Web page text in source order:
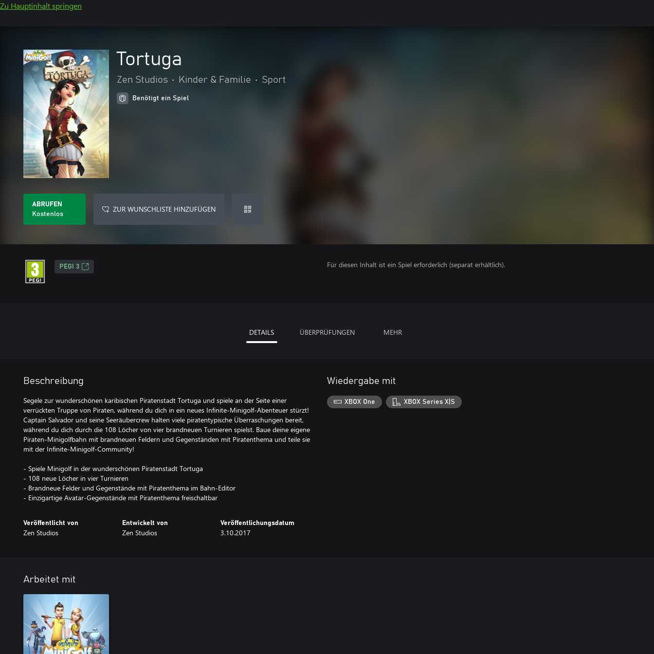
Zu Hauptinhalt springen
Tortuga
Zen Studios • Kinder & Familie • Sport
Benötigt ein Spiel
ABRUFEN
Kostenlos
ZUR WUNSCHLISTE HINZUFÜGEN
PEGI 3 Für diesen Inhalt ist ein Spiel erforderlich (separat erhältlich).
DETAILS ÜBERPRÜFUNGEN MEHR
Beschreibung
Segele zur wunderschönen karibischen Piratenstadt Tortuga und spiele an der Seite einer
verrückten Truppe von Piraten, während du dich in ein neues Infinite-Minigolf-Abenteuer stürzt!
Captain Salvador und seine Seeräubercrew halten viele piratentypische Überraschungen bereit,
während du dich durch die 108 Löcher von vier brandneuen Turnieren spielst. Baue deine eigene
Piraten-Minigolfbahn mit brandneuen Feldern und Gegenständen mit Piratenthema und teile sie
mit der Infinite-Minigolf-Community!
- Spiele Minigolf in der wunderschönen Piratenstadt Tortuga
- 108 neue Löcher in vier Turnieren
- Brandneue Felder und Gegenstände mit Piratenthema im Bahn-Editor
- Einzigartige Avatar-Gegenstände mit Piratenthema freischaltbar
Veröffentlicht von
Zen Studios
Entwickelt von
Zen Studios
Veröffentlichungsdatum
3.10.2017
Wiedergabe mit
XBOX One XBOX Series X|S
Arbeitet mit